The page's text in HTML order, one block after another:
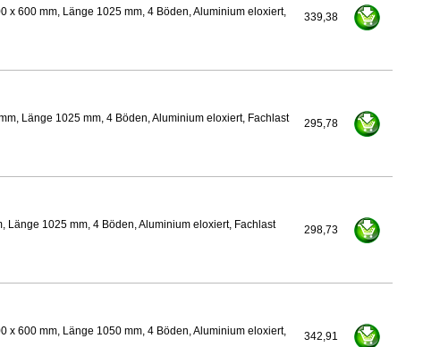
600 mm, Länge 1025 mm, 4 Böden, Aluminium eloxiert,
339,38
Länge 1025 mm, 4 Böden, Aluminium eloxiert, Fachlast
295,78
Länge 1025 mm, 4 Böden, Aluminium eloxiert, Fachlast
298,73
600 mm, Länge 1050 mm, 4 Böden, Aluminium eloxiert,
342,91